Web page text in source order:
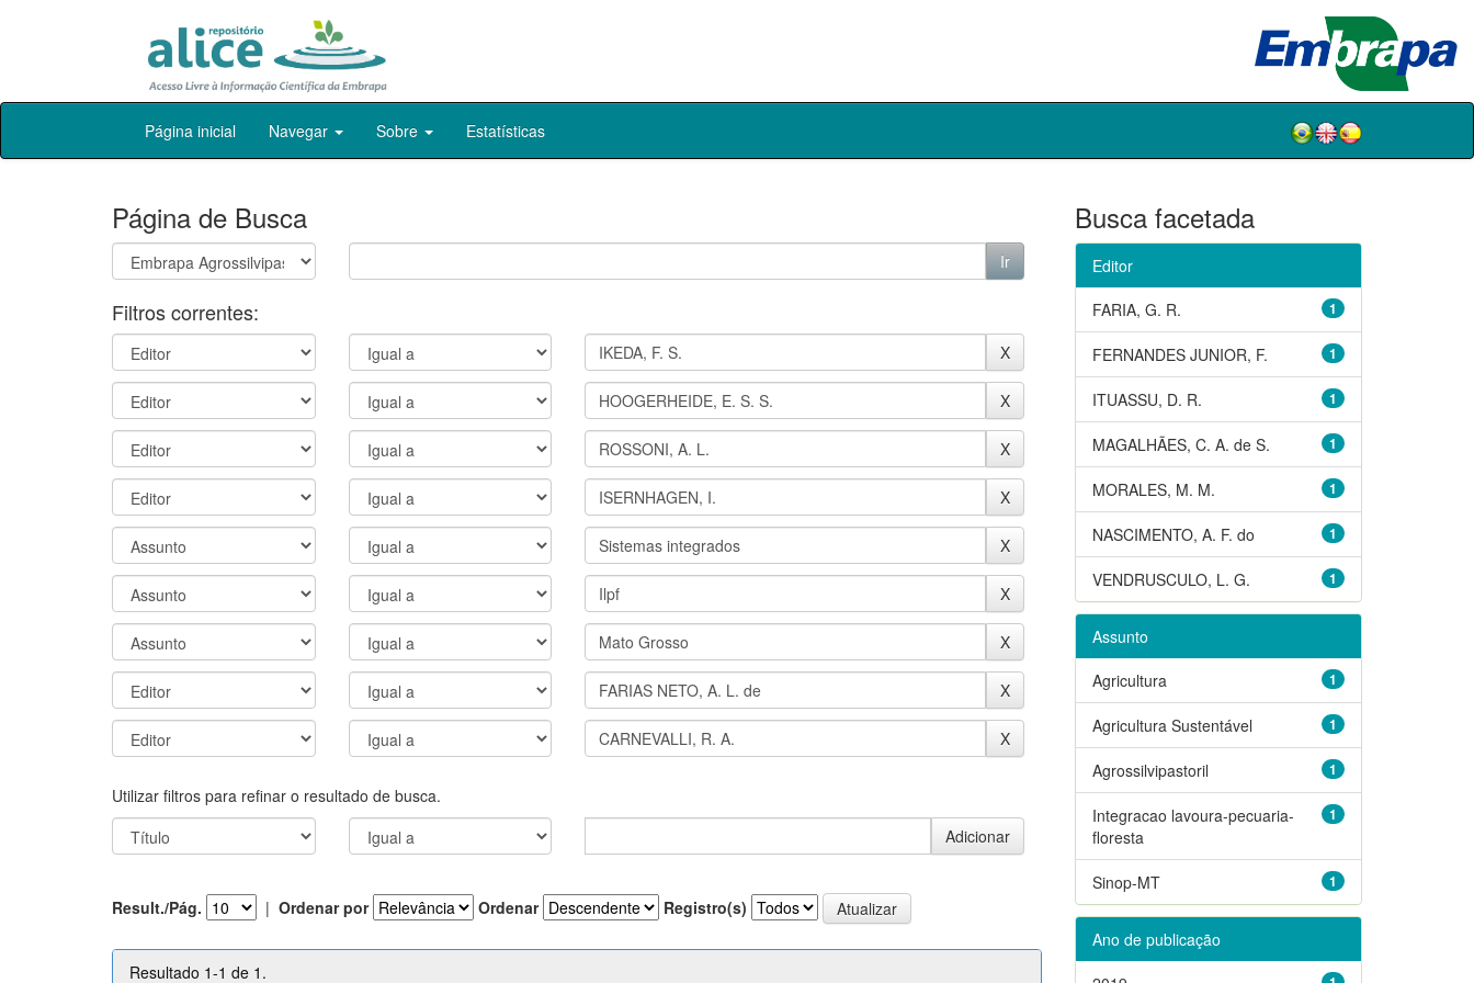
Skip
Página inicial Navegar Sobre Estatísticas
Página de Busca
Filtros correntes:
Utilizar filtros para refinar o resultado de busca.
Result./Pág. | Ordenar por Ordenar Registro(s)
Resultado 1-1 de 1.
Busca facetada
Editor
1
FARIA, G. R.
1
FERNANDES JUNIOR, F.
1
ITUASSU, D. R.
1
MAGALHÃES, C. A. de S.
1
MORALES, M. M.
1
NASCIMENTO, A. F. do
1
VENDRUSCULO, L. G.
Assunto
1
Agricultura
1
Agricultura Sustentável
1
Agrossilvipastoril
1
Integracao lavoura-pecuaria-
floresta
1
Sinop-MT
Ano de publicação